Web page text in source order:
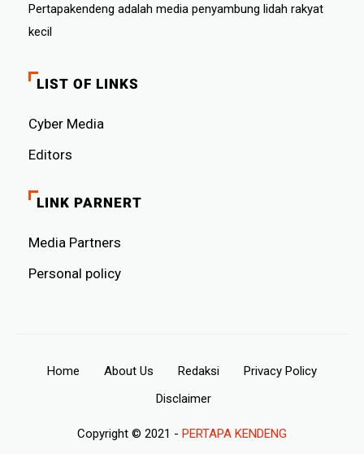
Pertapakendeng adalah media penyambung lidah rakyat
kecil
LIST OF LINKS
Cyber ​​Media
Editors
LINK PARNERT
Media Partners
Personal policy
Home About Us Redaksi
Privacy Policy
Disclaimer
Copyright © 2021 - PERTAPA KENDENG